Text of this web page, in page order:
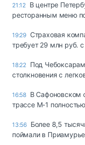
21:12 В центре
ресторанным меню
19:29 Страховая
требует 29 млн руб.
18:22 Под
столкновения с
16:58 В Сафоновском
трассе М-1
13:56 Более 8,5
поймали в Приамурье